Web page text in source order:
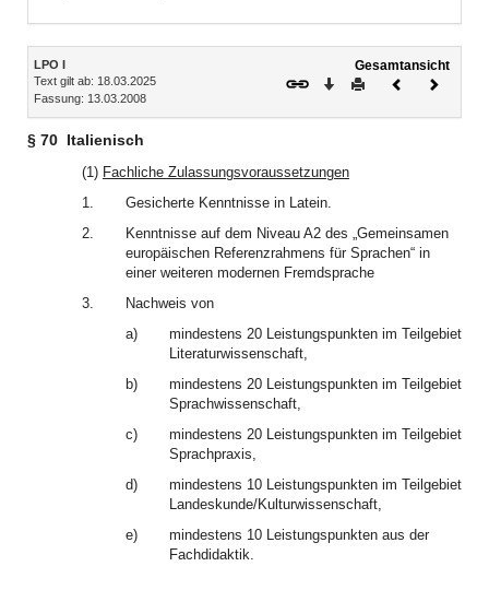
Inhalt
LPO I
Text gilt ab: 18.03.2025
Fassung: 13.03.2008
Gesamtansicht
Download
DruckenVorheriges
§ 70 Italienisch
(1) Fachliche Zulassungsvoraussetzungen
1.
Gesicherte Kenntnisse in Latein.
2.
Kenntnisse auf dem Niveau A2 des „Gemeinsamen
europäischen Referenzrahmens für Sprachen“ in
einer weiteren modernen Fremdsprache
3.
Nachweis von
a)
mindestens 20 Leistungspunkten im Teilgebiet
Literaturwissenschaft,
b)
mindestens 20 Leistungspunkten im Teilgebiet
Sprachwissenschaft,
c)
mindestens 20 Leistungspunkten im Teilgebiet
Sprachpraxis,
d)
mindestens 10 Leistungspunkten im Teilgebiet
Landeskunde/Kulturwissenschaft,
e)
mindestens 10 Leistungspunkten aus der
Fachdidaktik.